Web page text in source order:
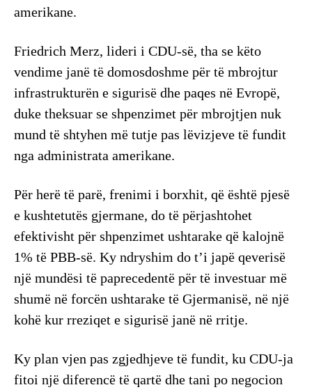
amerikane.
Friedrich Merz, lideri i CDU-së, tha se këto
vendime janë të domosdoshme për të mbrojtur
infrastrukturën e sigurisë dhe paqes në Evropë,
duke theksuar se shpenzimet për mbrojtjen nuk
mund të shtyhen më tutje pas lëvizjeve të fundit
nga administrata amerikane.
Për herë të parë, frenimi i borxhit, që është pjesë
e kushtetutës gjermane, do të përjashtohet
efektivisht për shpenzimet ushtarake që kalojnë
1% të PBB-së. Ky ndryshim do t’i japë qeverisë
një mundësi të paprecedentë për të investuar më
shumë në forcën ushtarake të Gjermanisë, në një
kohë kur rreziqet e sigurisë janë në rritje.
Ky plan vjen pas zgjedhjeve të fundit, ku CDU-ja
fitoi një diferencë të qartë dhe tani po negocion